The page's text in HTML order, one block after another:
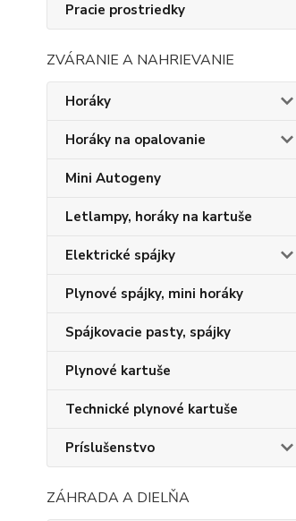
Pracie prostriedky
ZVÁRANIE A NAHRIEVANIE
Horáky
Horáky na opalovanie
Mini Autogeny
Letlampy, horáky na kartuše
Elektrické spájky
Plynové spájky, mini horáky
Spájkovacie pasty, spájky
Plynové kartuše
Technické plynové kartuše
Príslušenstvo
ZÁHRADA A DIELŇA